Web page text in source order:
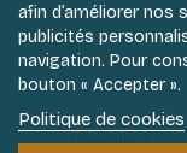
afin d’améliorer nos
publicités
navigation. Pour
bouton « Accepter ».
Politique de cookies
Conditions